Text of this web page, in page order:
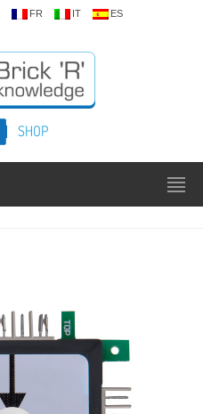
FR IT ES
SHOP